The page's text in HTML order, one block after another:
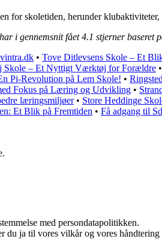
for skoletiden, herunder
i gennemsnit fået4.1 stjerner baseret
• Tove Ditlevsens Skole – Et
Skole – Et Nyttigt Værktøj for Forældre •
Pi-Revolution på Lem Skole! •
Fokus på Læring og Udvikling •
læringsmiljøer• Store Heddinge
Et Blik på Fremtiden • Få adgang til
med persondatapolitikken.
du ja til vores vilkår og vores